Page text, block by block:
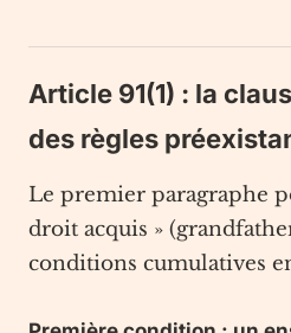
Article 91(1) : la
des règles
Le premier paragraphe
droit acquis »
conditions cumulatives